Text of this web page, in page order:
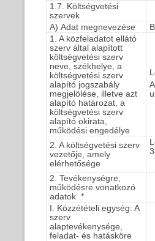
1.7. Költségvetési
szervek
A) Adat megnevezése
1. A közfeladatot ellátó
szerv által alapított
költségvetési szerv
neve, székhelye, a
költségvetési szerv
alapító jogszabály
megjelölése, illetve azt
alapító határozat, a
költségvetési szerv
alapító okirata,
működési engedélye
2. A költségvetési szerv
vezetője, amely
elérhetősége
2. Tevékenységre,
működésre vonatkozó
adatok *
I. Közzétételi egység: A
szerv
alaptevékenysége,
feladat- és hatásköre